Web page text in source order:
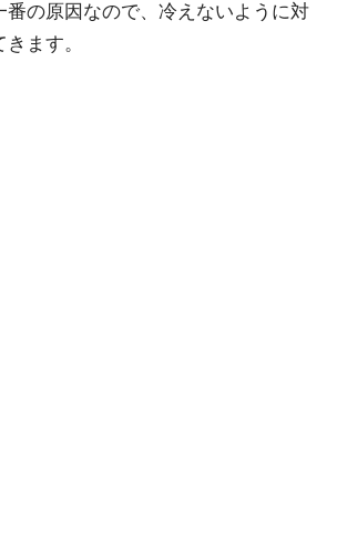
番の原因なので、冷えないように対
ます。